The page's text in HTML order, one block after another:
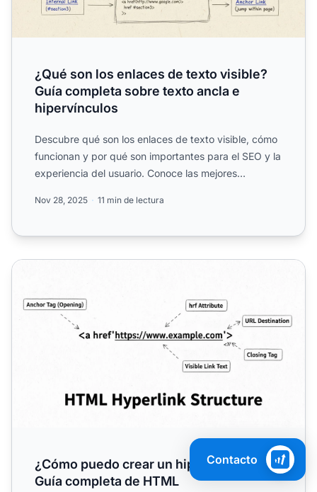
¿Qué son los enlaces de texto visible?
Guía completa sobre texto ancla e
hipervínculos
Descubre qué son los enlaces de texto visible, cómo
funcionan y por qué son importantes para el SEO y la
experiencia del usuario. Conoce las mejores
Nov 28, 2025 11 min de lectura
¿Cómo puedo crear un hipervínculo? Guía completa de
¿Cómo puedo crear un hipervínculo?
Guía completa de HTML
Contacto